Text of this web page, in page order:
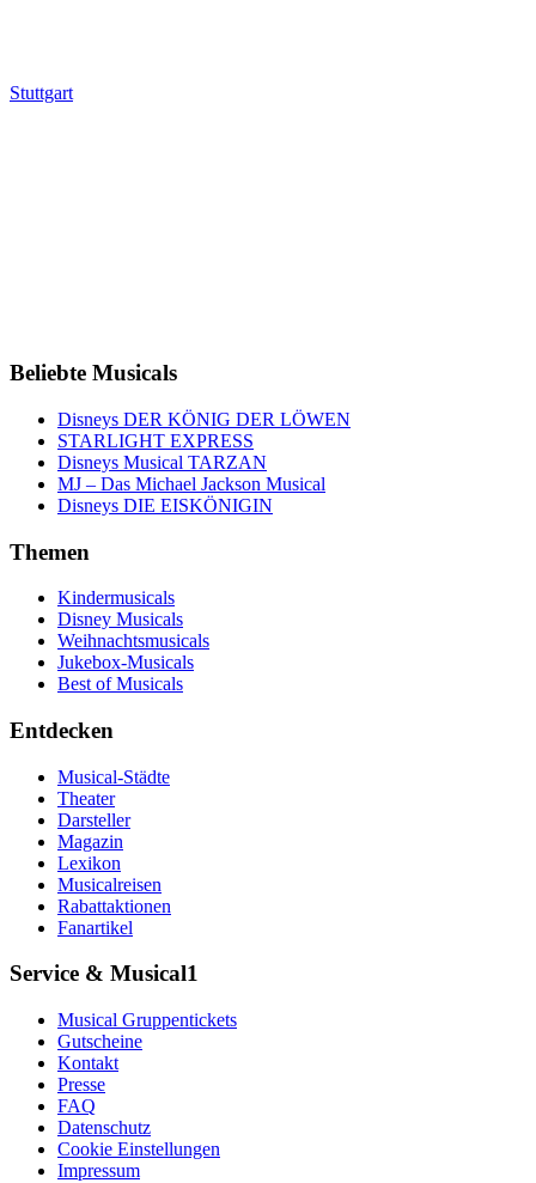
Stuttgart
Beliebte Musicals
Disneys DER KÖNIG DER LÖWEN
STARLIGHT EXPRESS
Disneys Musical TARZAN
MJ – Das Michael Jackson Musical
Disneys DIE EISKÖNIGIN
Themen
Kindermusicals
Disney Musicals
Weihnachtsmusicals
Jukebox-Musicals
Best of Musicals
Entdecken
Musical-Städte
Theater
Darsteller
Magazin
Lexikon
Musicalreisen
Rabattaktionen
Fanartikel
Service & Musical1
Musical Gruppentickets
Gutscheine
Kontakt
Presse
FAQ
Datenschutz
Cookie Einstellungen
Impressum